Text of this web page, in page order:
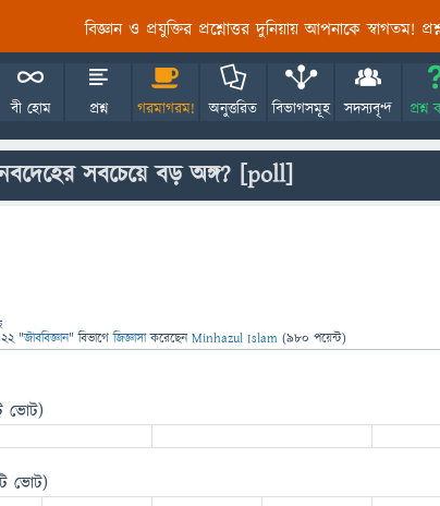
বিজ্ঞান ও প্রযুক্তির প্রশ্নোত্তর দুনিয়ায় আপনাকে স্বাগতম!
বী হোম প্রশ্ন গরমাগরম! অনুত্তরিত বিভাগসমূহ সদস্যবৃন্দ
সবচেয়ে বড় অঙ্গ? [poll]
"জীববিজ্ঞান" বিভাগে জিজ্ঞাসাকরেছেনMinhazul Islam (980 পয়েন্ট)
ভোট)
ভোট)